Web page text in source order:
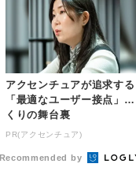
アクセンチュアが追求する
「最適なユーザー接点」づ
くりの舞台裏
PR(アクセンチュア)
Recommended by